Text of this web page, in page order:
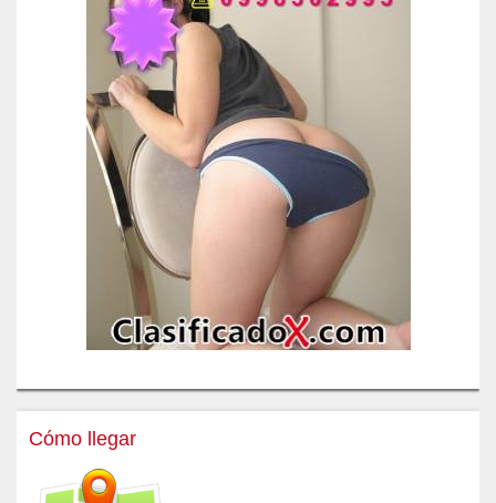
Cómo llegar